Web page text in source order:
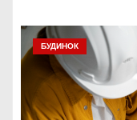
БУДИНОК